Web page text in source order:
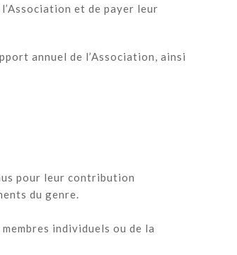
et de payer leur
annuel de l’Association, ainsi
pour leur contribution
du genre.
individuels ou de la